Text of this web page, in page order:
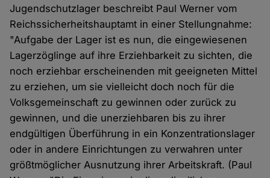
Jugendschutzlager beschreibt Paul Werner vom
Reichssicherheitshauptamt in einer Stellungnahme:
"Aufgabe der Lager ist es nun, die eingewiesenen
Lagerzöglinge auf ihre Erziehbarkeit zu sichten, die
noch erziehbar erscheinenden mit geeigneten Mittel
zu erziehen, um sie vielleicht doch noch für die
Volksgemeinschaft zu gewinnen oder zurück zu
gewinnen, und die unerziehbaren bis zu ihrer
endgültigen Überführung in ein Konzentrationslager
oder in andere Einrichtungen zu verwahren unter
größtmöglicher Ausnutzung ihrer Arbeitskraft. (Paul